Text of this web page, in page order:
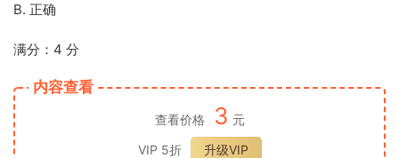
B. 正确
满分：4 分
内容查看
查看价格 3 元
VIP 5折
升级VIP